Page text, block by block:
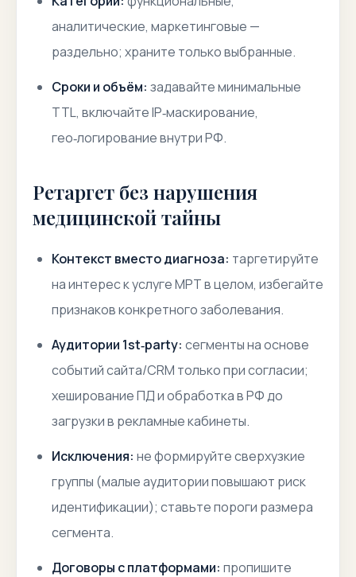
аналитические, маркетинговые —
раздельно; храните только выбранные.
Сроки и объём: задавайте минимальные
TTL, включайте IP‑маскирование,
гео‑логирование внутри РФ.
Ретаргет без нарушения
медицинской тайны
Контекст вместо диагноза: таргетируйте
на интерес к услуге МРТ в целом, избегайте
признаков конкретного заболевания.
Аудитории 1st‑party: сегменты на основе
событий сайта/CRM только при согласии;
хеширование ПД и обработка в РФ до
загрузки в рекламные кабинеты.
Исключения: не формируйте сверхузкие
группы (малые аудиторииповышают риск
идентификации); ставьте пороги размера
сегмента.
Договоры с платформами: пропишите